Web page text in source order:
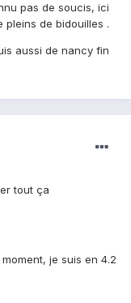
pas de soucis, ici
de bidouilles .
aussi de nancy fin
tout ça
je suis en 4.2